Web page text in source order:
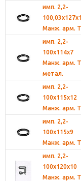
имп. 2,2-
Манж. арм.
имп. 2,2-
100х114х7
Манж. арм.
метал.
имп. 2,2-
100х115х12
Манж. арм.
имп. 2,2-
100х115х9
Манж. арм.
имп. 2,2-
100х120х10
Манж. арм.